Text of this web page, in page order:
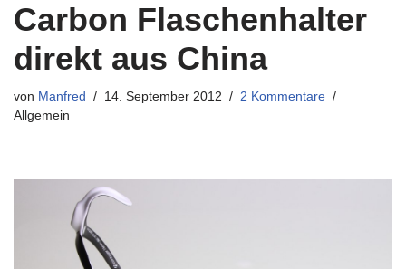
Carbon Flaschenhalter
direkt aus China
von Manfred 14. September 2012
2 Kommentare
Allgemein